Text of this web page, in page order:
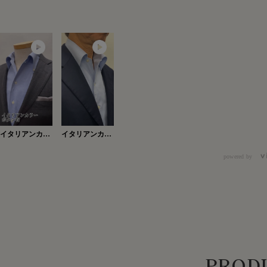
イタリアンカラ
イタリアンカラ
powered by